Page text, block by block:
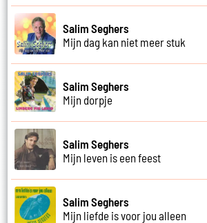
Salim Seghers
Mijn dag kan niet meer stuk
Salim Seghers
Mijn dorpje
Salim Seghers
Mijn leven is een feest
Salim Seghers
Mijn liefde is voor jou alleen